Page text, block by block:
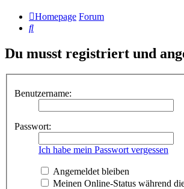
Homepage Forum
Suche
Du musst registriert und
Benutzername:
Passwort:
Ich habe mein Passwort vergessen
Angemeldet bleiben
Meinen Online-Status während